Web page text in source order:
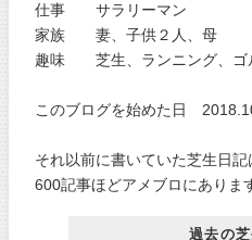
仕事 サラリーマン
家族 妻、子供２人、母
趣味 芝生、ランニング、ゴ
このブログを始めた日
それ以前に書いていた芝生日記
600記事ほどアメブロにありま
過去の